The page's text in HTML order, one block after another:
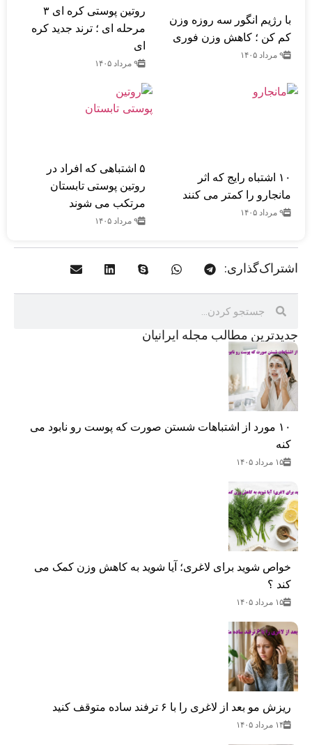
با رژیم انگور سه روزه وزن
کم کن ؛ کاهش وزن فوری
۹ مرداد ۱۴۰۵
روتین پوستی کره ای ۳
مرحله ای ؛ ترند جدید کره
ای
۹ مرداد ۱۴۰۵
۱۰ اشتباه رایج که اثر
مانجارو را کمتر می کنند
۹ مرداد ۱۴۰۵
۵ اشتباهی که افراد در
روتین پوستی تابستان
مرتکب می‌ شوند
۹ مرداد ۱۴۰۵
اشتراک‌گذاری:
جدید‌ترین مطالب مجله ایرانیان
۱۰ مورد از اشتباهات شستن صورت که پوست رو نابود می
کنه
۱۵ مرداد ۱۴۰۵
خواص شوید برای لاغری؛ آیا شوید به کاهش وزن کمک می‌
کند ؟
۱۵ مرداد ۱۴۰۵
ریزش مو بعد از لاغری را با ۶ ترفند ساده متوقف کنید
۱۴ مرداد ۱۴۰۵